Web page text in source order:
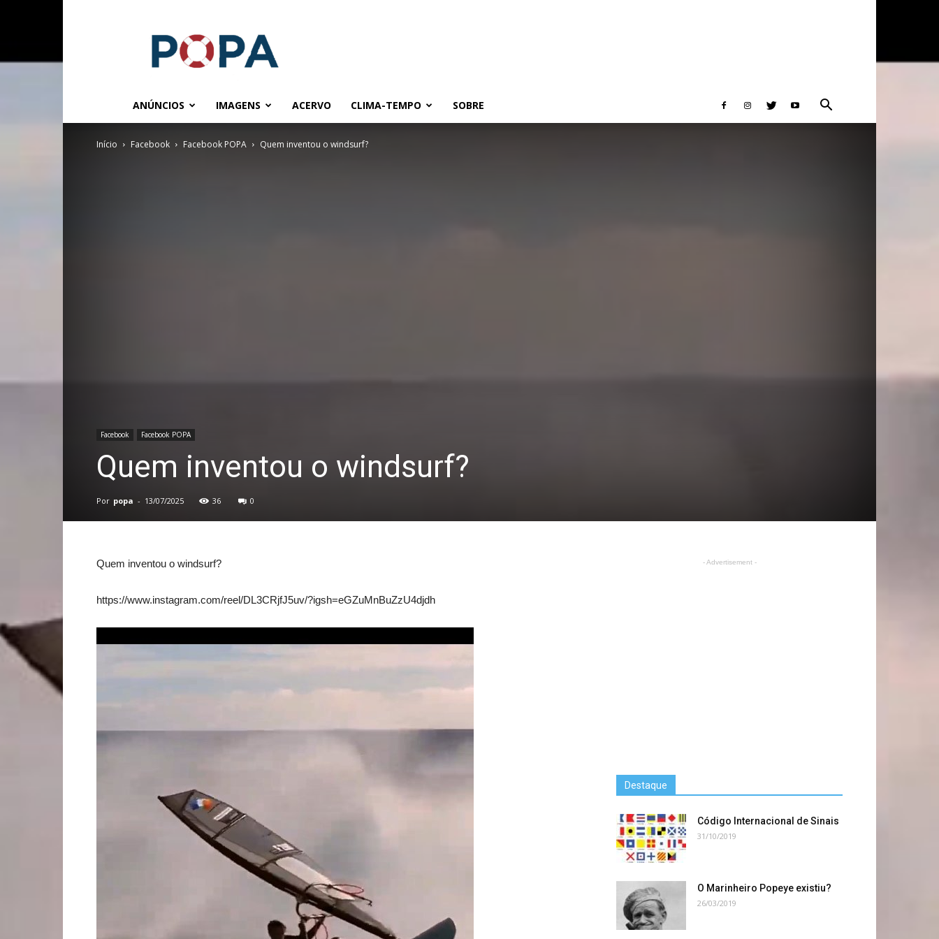
ANÚNCIOS IMAGENS ACERVO CLIMA-TEMPO SOBRE
Início Facebook Facebook POPA Quem inventou o windsurf?
Facebook Facebook POPA
Quem inventou o windsurf?
Por popa - 13/07/2025 36 0
Quem inventou o windsurf?
https://www.instagram.com/reel/DL3CRjfJ5uv/?igsh=eGZuMnBuZzU4djdh
- Advertisement -
Destaque
Código Internacional de Sinais
31/10/2019
O Marinheiro Popeye existiu?
26/03/2019